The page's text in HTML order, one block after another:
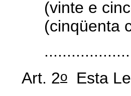
(vinte e
(cinqüenta
Art. 2o Esta